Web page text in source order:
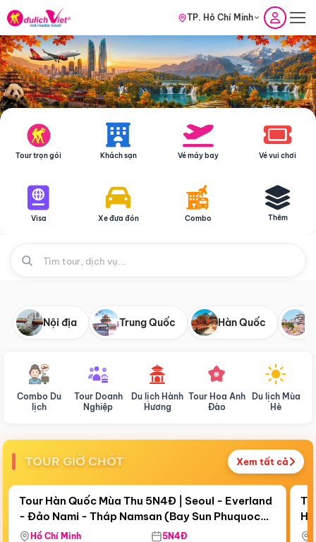
TP. Hồ Chí Minh
Tour trọn gói Khách sạn Vé máy bay Vé vui chơi
Visa Xe đưa đón Combo Thêm
Nội địa Trung Quốc Hàn Quốc
Combo Du
lịch
Tour Doanh
Nghiệp
Du lịch Hành
Hương
Tour Hoa Anh
Đào
Du lịch Mùa
Hè
TOUR GIỜ CHÓT Xem tất cả
Còn18 ngày 09:47:51
Bay Sun Phuquoc Airways
Điểm nổi bật
Tour Hàn Quốc Mùa Thu 5N4Đ | Seoul - Everland
- Đảo Nami - Tháp Namsan (Bay Sun Phuquoc
Airways)
Hồ Chí Minh 5N4Đ